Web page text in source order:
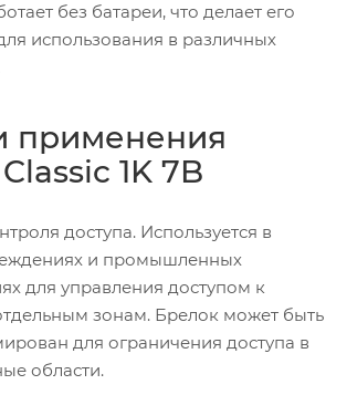
без батареи, что делает его
использования в различных
применения
1K 7B
доступа. Используется в
и промышленных
для управления доступом к
зонам. Брелок может быть
для ограничения доступа в
области.